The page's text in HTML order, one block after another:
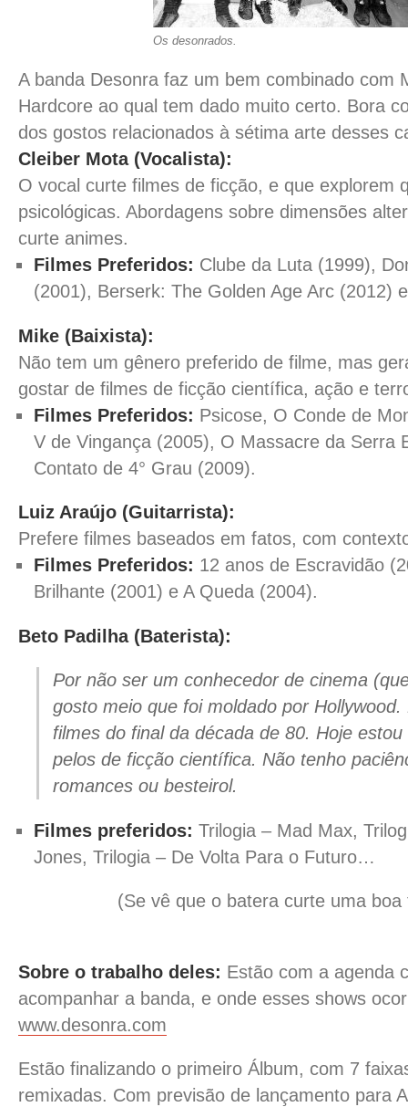
Os desonrados.
A banda Desonra faz um bem combinado com
Hardcore ao qual tem dado muito certo. Bora
dos gostos relacionados à sétima arte desses
Cleiber Mota (Vocalista):
O vocal curte filmes de ficção, e que explorem
psicológicas. Abordagens sobre dimensões
curte animes.
Filmes Preferidos: Clube da Luta (1999),
(2001), Berserk: The Golden Age Arc (2012)
Mike (Baixista):
Não tem um gênero preferido de filme, mas
gostar de filmes de ficção científica, ação e
Filmes Preferidos: Psicose, O Conde de
V de Vingança (2005), O Massacre da Serra
Contato de 4° Grau (2009).
Luiz Araújo (Guitarrista):
Prefere filmes baseados em fatos, com
Filmes Preferidos: 12 anos de Escravidão
Brilhante (2001) e A Queda (2004).
Beto Padilha (Baterista):
Por não ser um conhecedor de cinema
gosto meio que foi moldado por Hollywood.
filmes do final da década de 80. Hoje
pelos de ficção científica. Não tenho
romances ou besteirol.
Filmes preferidos: Trilogia – Mad Max,
Jones, Trilogia – De Volta Para o Futuro…
(Se vê que o batera curte uma boa
Sobre o trabalho deles: Estão com a agenda
acompanhar a banda, e onde esses shows
www.desonra.com
Estão finalizando o primeiro Álbum, com 7
remixadas. Com previsão de lançamento para